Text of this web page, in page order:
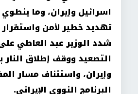
اسرائيل وإيران، وما
تهديد خطير لأمن واستقرار
شدد الوزير عبد العاطي
التصعيد ووقف إطلاق النار
وإيران، واستئناف مسار
البرنامج النووي الإيراني.